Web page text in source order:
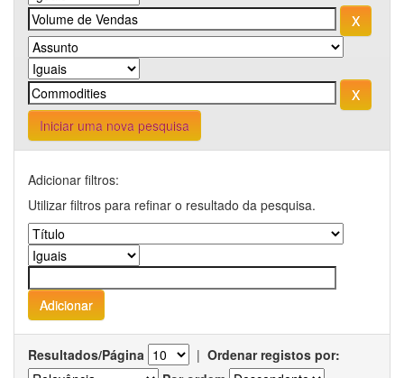
Iniciar uma nova pesquisa
Adicionar filtros:
Utilizar filtros para refinar o resultado da pesquisa.
Resultados/Página | Ordenar registos por: